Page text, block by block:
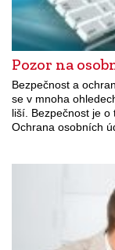
Pozor na
Bezpečnost a
se v mnoha
liší. Bezpečnost je o
Ochrana osobních